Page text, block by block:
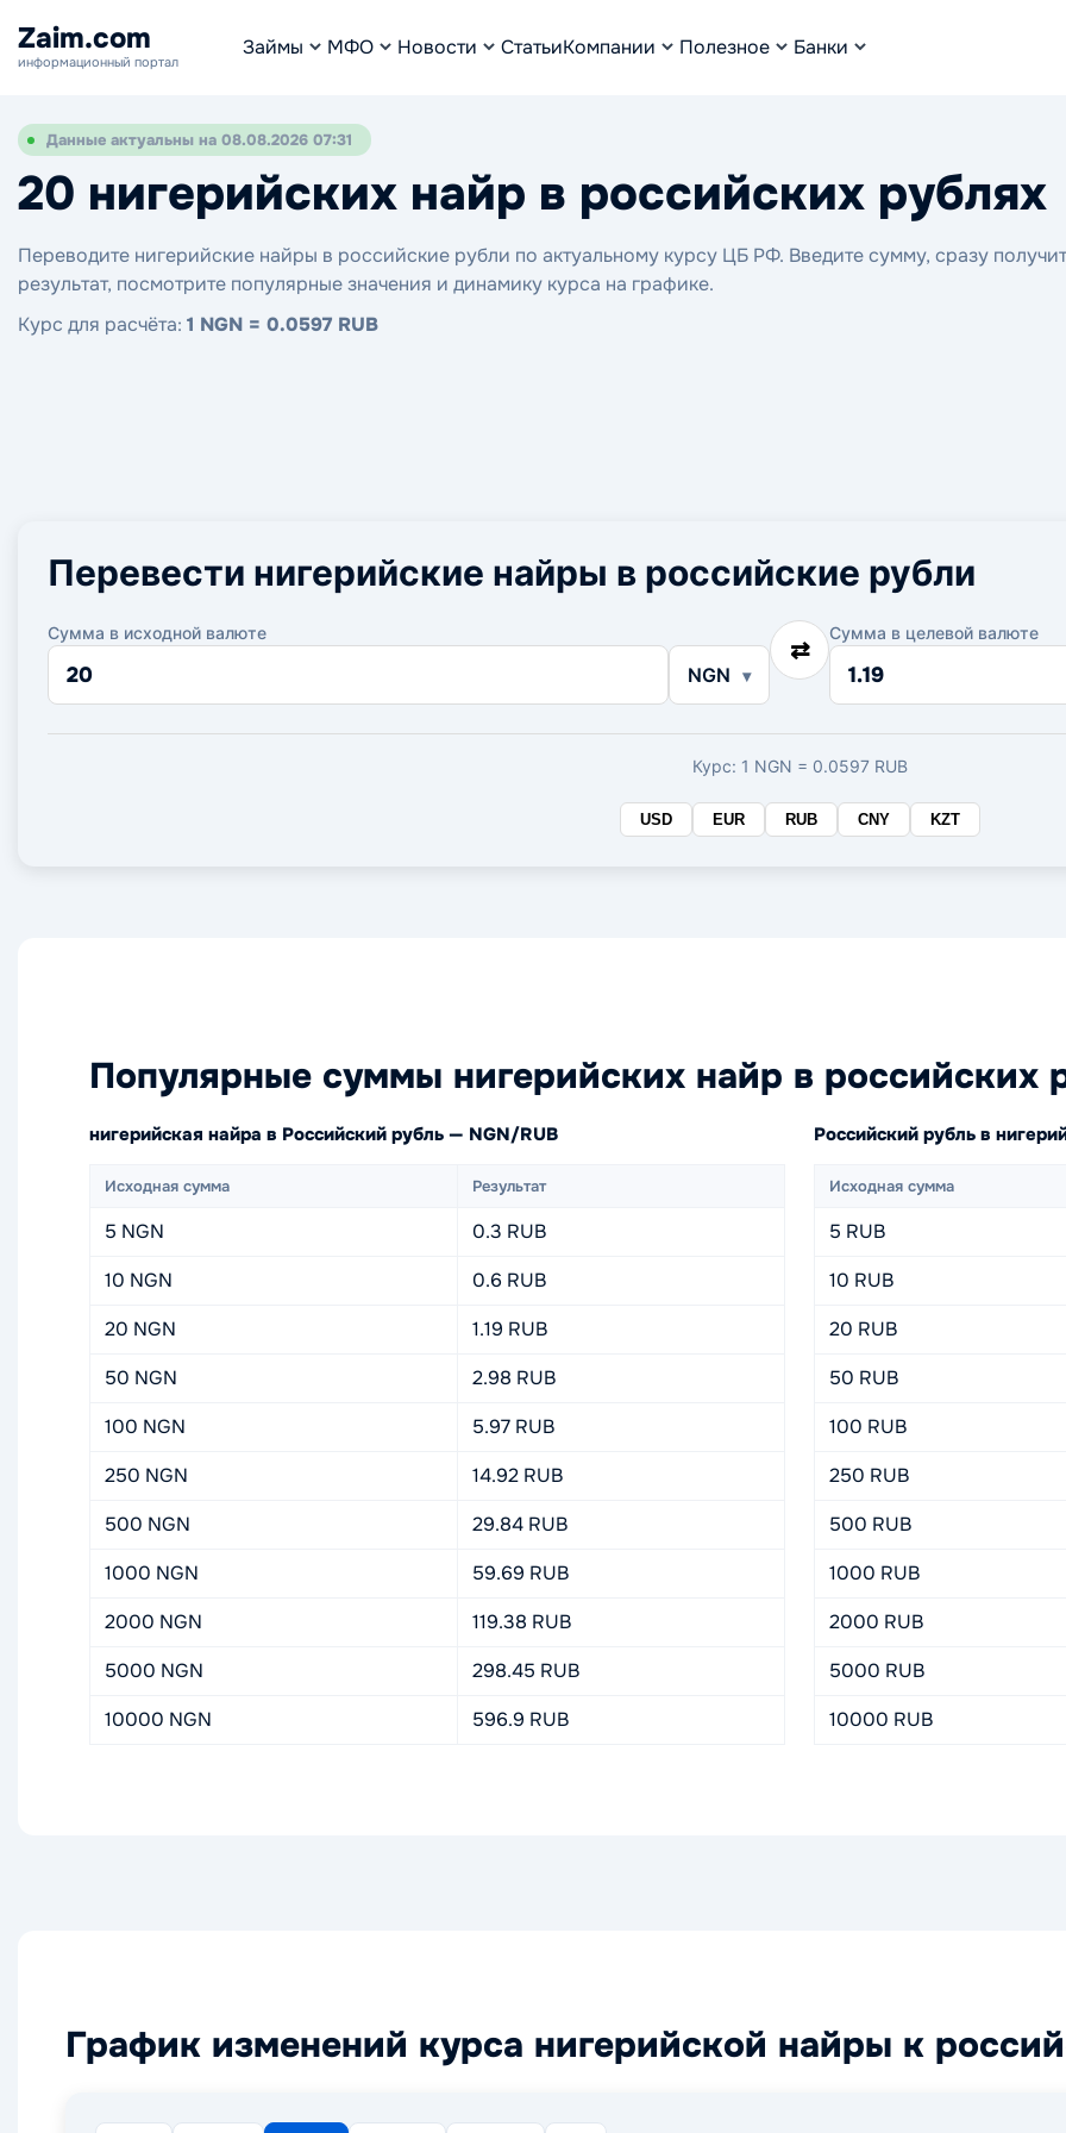
Zaim.com
информационный портал
Займы МФО Новости СтатьиКомпании Полезное Банки
Данные актуальны на 08.08.2026 07:31
20 нигерийских найр в российских рублях
Переводите нигерийские найры в российские рубли по актуальному курсу ЦБ РФ. Введите сумму, сразу
результат, посмотрите популярные значения и динамику курса на графике.
Курс для расчёта: 1 NGN = 0.0597 RUB
Перевести нигерийские найры в российские рубли
Сумма в исходной валюте
Сумма
NGN
⇄
Сумма в целевой валюте
Сумма
Курс: 1 NGN = 0.0597 RUB
USD EUR RUB CNY KZT
Популярные суммы нигерийских найр в российских
нигерийская найра в Российский рубль — NGN/RUB
Исходная сумма Результат
5 NGN
0.3 RUB
10 NGN
0.6 RUB
20 NGN
1.19 RUB
50 NGN
2.98 RUB
100 NGN
5.97 RUB
250 NGN
14.92 RUB
500 NGN
29.84 RUB
1000 NGN
59.69 RUB
2000 NGN
119.38 RUB
5000 NGN
298.45 RUB
10000 NGN
596.9 RUB
Российский рубль в
Исходная сумма
5 RUB
10 RUB
20 RUB
50 RUB
100 RUB
250 RUB
500 RUB
1000 RUB
2000 RUB
5000 RUB
10000 RUB
График изменений курса нигерийской найры к